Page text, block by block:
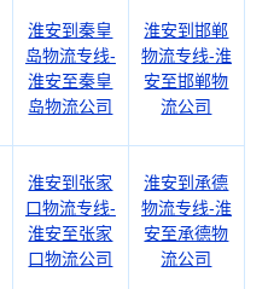
淮安到秦皇
岛物流专线-
淮安至秦皇
岛物流公司
淮安到邯郸
物流专线-淮
安至邯郸物
流公司
淮安到张家
口物流专线-
淮安至张家
口物流公司
淮安到承德
物流专线-淮
安至承德物
流公司